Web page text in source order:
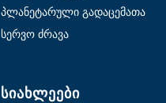
პლანეტარული გადაცემათა
ძრავა
სერვო ძრავა
ᲡᲘᲐᲮᲚᲔᲔᲑᲘ